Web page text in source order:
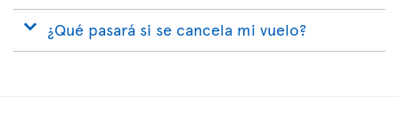
¿Qué pasará si se cancela mi vuelo?